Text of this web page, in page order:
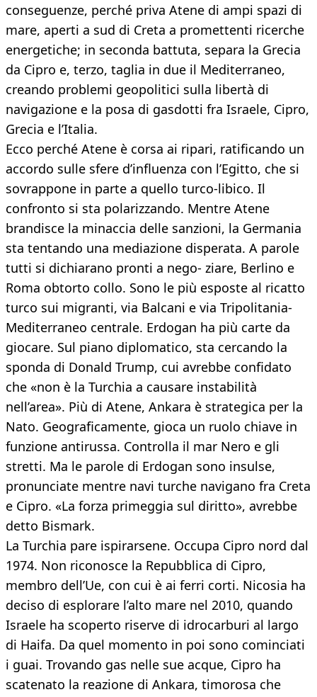
conseguenze, perché priva Atene di ampi spazi di
mare, aperti a sud di Creta a promettenti ricerche
energetiche; in seconda battuta, separa la Grecia
da Cipro e, terzo, taglia in due il Mediterraneo,
creando problemi geopolitici sulla libertà di
navigazione e la posa di gasdotti fra Israele, Cipro,
Grecia e l’Italia.
Ecco perché Atene è corsa ai ripari, ratificando un
accordo sulle sfere d’influenza con l’Egitto, che si
sovrappone in parte a quello turco-libico. Il
confronto si sta polarizzando. Mentre Atene
brandisce la minaccia delle sanzioni, la Germania
sta tentando una mediazione disperata. A parole
tutti si dichiarano pronti a nego- ziare, Berlino e
Roma obtorto collo. Sono le più esposte al ricatto
turco sui migranti, via Balcani e via Tripolitania-
Mediterraneo centrale. Erdogan ha più carte da
giocare. Sul piano diplomatico, sta cercando la
sponda di Donald Trump, cui avrebbe confidato
che «non è la Turchia a causare instabilità
nell’area». Più di Atene, Ankara è strategica per la
Nato. Geograficamente, gioca un ruolo chiave in
funzione antirussa. Controlla il mar Nero e gli
stretti. Ma le parole di Erdogan sono insulse,
pronunciate mentre navi turche navigano fra Creta
e Cipro. «La forza primeggia sul diritto», avrebbe
detto Bismark.
La Turchia pare ispirarsene. Occupa Cipro nord dal
1974. Non riconosce la Repubblica di Cipro,
membro dell’Ue, con cui è ai ferri corti. Nicosia ha
deciso di esplorare l’alto mare nel 2010, quando
Israele ha scoperto riserve di idrocarburi al largo
di Haifa. Da quel momento in poi sono cominciati
i guai. Trovando gas nelle sue acque, Cipro ha
scatenato la reazione di Ankara, timorosa che